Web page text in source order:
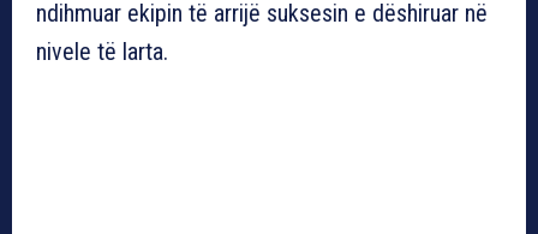
ndihmuar ekipin të arrijë suksesin e dëshiruar në
nivele të larta.